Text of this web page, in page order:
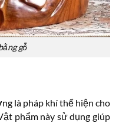
gỗ
là pháp khí thể hiện cho
phẩm này sử dụng giúp